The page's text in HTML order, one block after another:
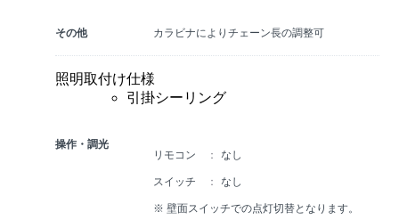
その他 カラビナによりチェーン長の調整可
照明取付け仕様
引掛シーリング
操作・調光
リモコン
なし
スイッチ なし
※ 壁面スイッチでの点灯切替となります。